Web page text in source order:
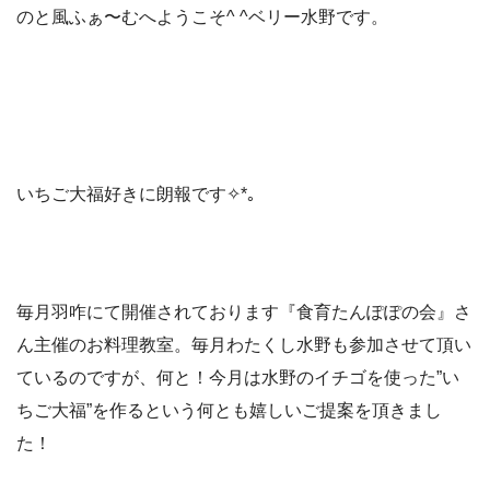
のと風ふぁ〜むへようこそ^ ^ベリー水野です。
いちご大福好きに朗報です✧*｡
毎月羽咋にて開催されております『食育たんぽぽの会』さ
ん主催のお料理教室。毎月わたくし水野も参加させて頂い
ているのですが、何と！今月は水野のイチゴを使った”い
ちご大福”を作るという何とも嬉しいご提案を頂きまし
た！